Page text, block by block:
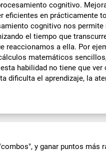
cognitivo.
eficientes en prácticamente
cognitivo nos permite
el tiempo que
reaccionamos a ella. Por
matemáticos
habilidad no tiene que ver
dificulta el aprendizaje, la
y ganar puntos más